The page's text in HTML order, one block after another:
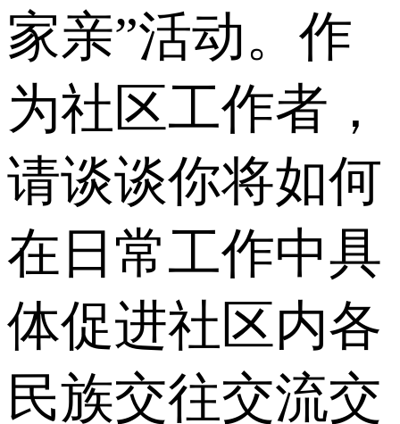
家亲”活动。作
为社区工作者，
请谈谈你将如何
在日常工作中具
体促进社区内各
民族交往交流交